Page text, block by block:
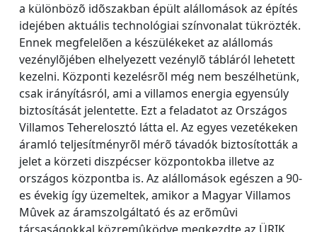
a különbözõ idõszakban épült alállomások az építés
idejében aktuális technológiai színvonalat tükrözték.
Ennek megfelelõen a készülékeket az alállomás
vezénylõjében elhelyezett vezénylõ tábláról lehetett
kezelni. Központi kezelésrõl még nem beszélhetünk,
csak irányításról, ami a villamos energia egyensúly
biztosítását jelentette. Ezt a feladatot az Országos
Villamos Teherelosztó látta el. Az egyes vezetékeken
áramló teljesítményrõl mérõ távadók biztosították a
jelet a körzeti diszpécser központokba illetve az
országos központba is. Az alállomások egészen a 90-
es évekig így üzemeltek, amikor a Magyar Villamos
Mûvek az áramszolgáltató és az erõmûvi